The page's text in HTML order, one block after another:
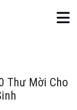
Thư Mời Cho